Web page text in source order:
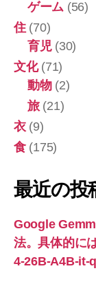
ゲーム (56)
住(70)
育児(30)
文化(71)
動物(2)
旅(21)
衣(9)
食(175)
最近の投
Google
法。具体的に
4-26B-A4B-it-